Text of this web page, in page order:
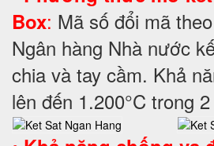
Box: Mã số đổi mã
Ngân hàng Nhà nước
chia và tay cầm. Khả
lên đến 1.200°C trong